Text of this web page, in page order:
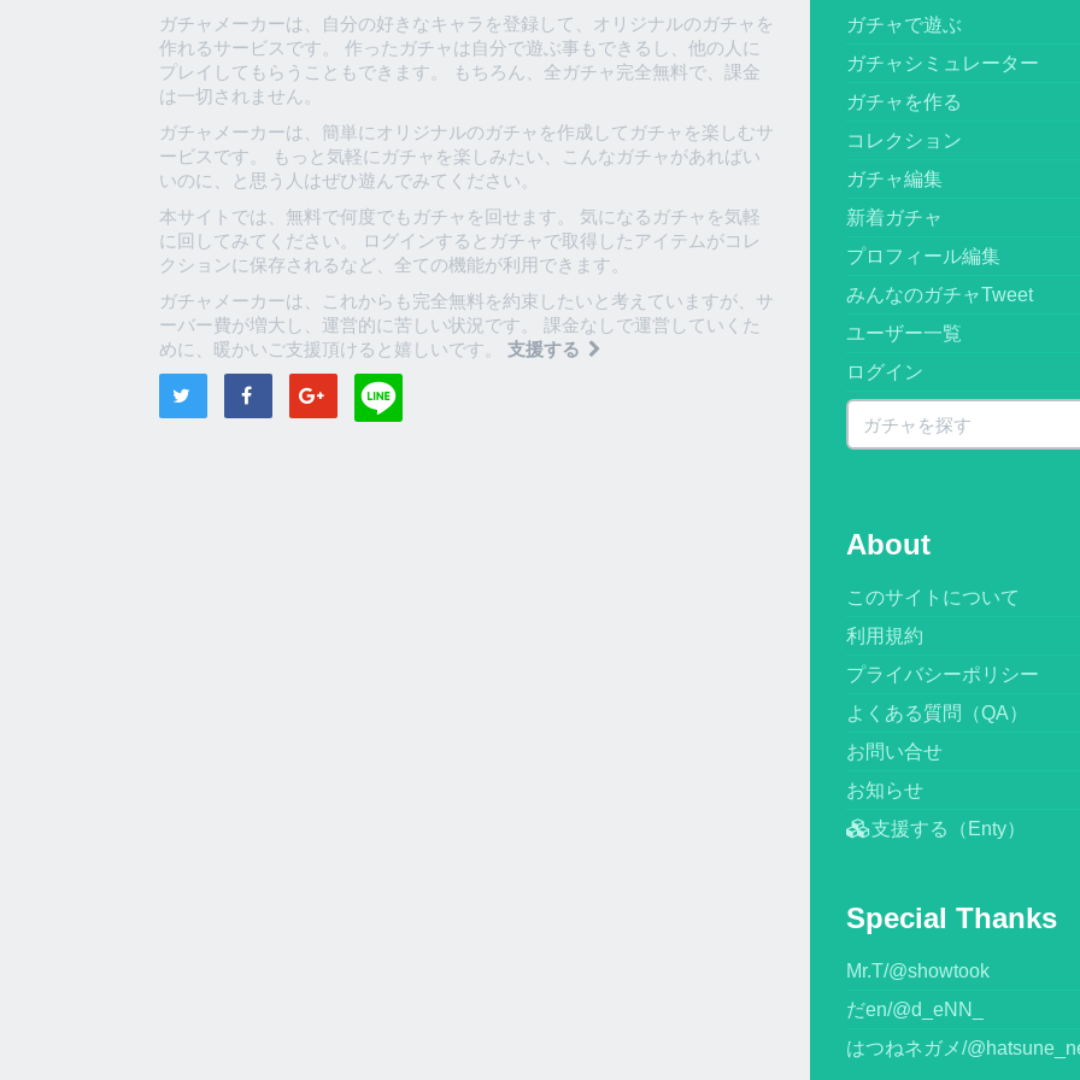
ガチャメーカーは、自分の好きなキャラを登録して、オリジナルのガチャを
作れるサービスです。 作ったガチャは自分で遊ぶ事もできるし、他の人に
プレイしてもらうこともできます。 もちろん、全ガチャ完全無料で、課金
は一切されません。
ガチャメーカーは、簡単にオリジナルのガチャを作成してガチャを楽しむサ
ービスです。 もっと気軽にガチャを楽しみたい、こんなガチャがあればい
いのに、と思う人はぜひ遊んでみてください。
本サイトでは、無料で何度でもガチャを回せます。 気になるガチャを気軽
に回してみてください。 ログインするとガチャで取得したアイテムがコレ
クションに保存されるなど、全ての機能が利用できます。
ガチャメーカーは、これからも完全無料を約束したいと考えていますが、サ
ーバー費が増大し、運営的に苦しい状況です。 課金なしで運営していくた
めに、暖かいご支援頂けると嬉しいです。 支援する
ガチャで遊ぶ
ガチャシミュレーター
ガチャを作る
コレクション
ガチャ編集
新着ガチャ
プロフィール編集
みんなのガチャTweet
ユーザー一覧
ログイン
About
このサイトについて
利用規約
プライバシーポリシー
よくある質問（QA）
お問い合せ
お知らせ
支援する（Enty）
Special Thanks
Mr.T/@showtook
だen/@d_eNN_
はつねネガメ/